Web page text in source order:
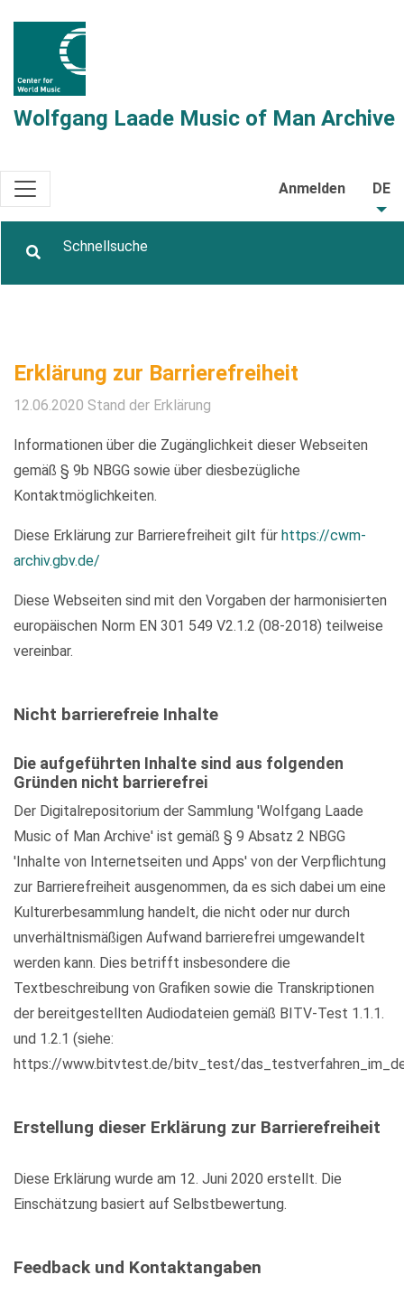
Wolfgang Laade Music of Man Archive
Anmelden DE
Erklärung zur Barrierefreiheit
12.06.2020 Stand der Erklärung
Informationen über die Zugänglichkeit dieser Webseiten
gemäß § 9b NBGG sowie über diesbezügliche
Kontaktmöglichkeiten.
Diese Erklärung zur Barrierefreiheit gilt für https://cwm-
archiv.gbv.de/
Diese Webseiten sind mit den Vorgaben der harmonisierten
europäischen Norm EN 301 549 V2.1.2 (08-2018) teilweise
vereinbar.
Nicht barrierefreie Inhalte
Die aufgeführten Inhalte sind aus folgenden
Gründen nicht barrierefrei
Der Digitalrepositorium der Sammlung 'Wolfgang Laade
Music of Man Archive' ist gemäß § 9 Absatz 2 NBGG
'Inhalte von Internetseiten und Apps' von der Verpflichtung
zur Barrierefreiheit ausgenommen, da es sich dabei um eine
Kulturerbesammlung handelt, die nicht oder nur durch
unverhältnismäßigen Aufwand barrierefrei umgewandelt
werden kann. Dies betrifft insbesondere die
Textbeschreibung von Grafiken sowie die Transkriptionen
der bereitgestellten Audiodateien gemäß BITV-Test 1.1.1.
und 1.2.1 (siehe:
https://www.bitvtest.de/bitv_test/
Erstellung dieser Erklärung zur Barrierefreiheit
Diese Erklärung wurde am 12. Juni 2020 erstellt. Die
Einschätzung basiert auf Selbstbewertung.
Feedback und Kontaktangaben